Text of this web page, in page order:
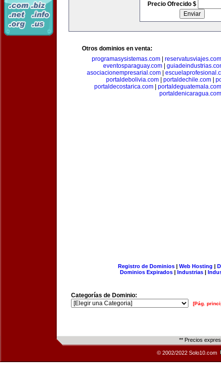
Precio Ofrecido $
Otros dominios en venta:
programasysistemas.com
reservatusviajes.com
eventosparaguay.com
asociacionempresarial.com|
portaldebolivia.com| portaldechile.com|
portaldecostarica.com
portaldeguatemala.com
portaldenicaragua.com
Registro de Dominios| Web Hosting |
Dominios Expirados | Industrias |
Categorías de Dominio:
[Pág.
** Precios
© 2002/2022 Solo10.com